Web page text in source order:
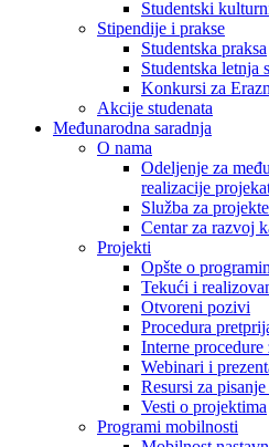
Studentski
Stipendije i prakse
Studentska praksa
Studentska letnja
Konkursi za
Akcije studenata
Međunarodna saradnja
O nama
Odeljenje za
realizacije
Služba za projekte
Centar za razvoj
Projekti
Opšte o
Tekući i
Otvoreni pozivi
Procedura
Interne
Webinari i
Resursi za
Vesti o projektima
Programi mobilnosti